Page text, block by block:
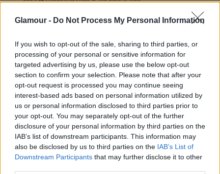
Glamour - Do Not Process My Personal Information
If you wish to opt-out of the sale, sharing to third parties, or
processing of your personal or sensitive information for
targeted advertising by us, please use the below opt-out
section to confirm your selection. Please note that after your
opt-out request is processed you may continue seeing
interest-based ads based on personal information utilized by
us or personal information disclosed to third parties prior to
your opt-out. You may separately opt-out of the further
disclosure of your personal information by third parties on the
IAB’s list of downstream participants. This information may
also be disclosed by us to third parties on the IAB’s List of
Downstream Participants that may further disclose it to other
SZTÁRHÍREK